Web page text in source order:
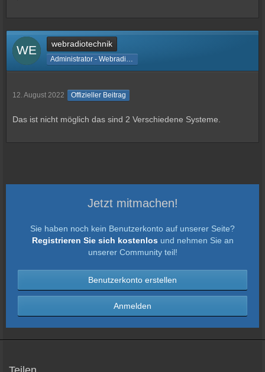
webradiotechnik
12. August 2022 Offizieller Beitrag
Das ist nicht möglich das sind 2 Verschiedene Systeme.
Jetzt mitmachen!
Sie haben noch kein Benutzerkonto auf unserer Seite?
Registrieren Sie sich kostenlos und nehmen Sie an
unserer Community teil!
Benutzerkonto erstellen
Anmelden